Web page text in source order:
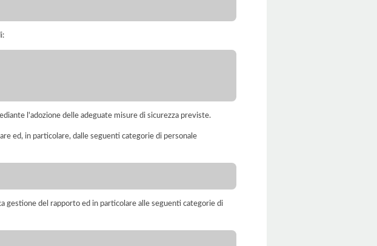
l'adozione delle adeguate misure di sicurezza previste.
ed, in particolare, dalle seguenti categorie di personale
gestione del rapporto ed in particolare alle seguenti categorie di